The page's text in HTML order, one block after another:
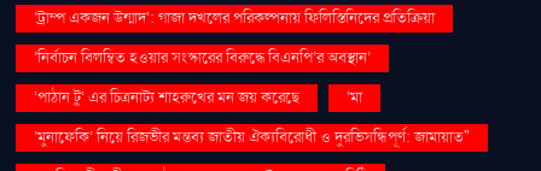
‘ট্রাম্প একজন উন্মাদ’: গাজা দখলের পরিকল্পনায় ফিলিস্তিনিদের প্রতিক্রিয়া
‘নির্বাচন বিলম্বিত হওয়ার সংস্কারের বিরুদ্ধে বিএনপি’র অবস্থান’
‘পাঠান টু’ এর চিত্রনাট্য শাহরুখের মন জয় করেছে
‘মা
‘মুনাফেকি’ নিয়ে রিজভীর মন্তব্য জাতীয় ঐক্যবিরোধী ও দুরভিসন্ধিপূর্ণ: জামায়াত"